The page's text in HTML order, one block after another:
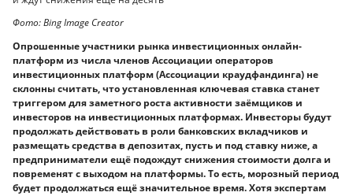
Фото: Bing Image Creator
Опрошенные участники рынка инвестиционных онлайн-
платформ из числа членов Ассоциации операторов
инвестиционных платформ (Ассоциации краудфандинга) не
склонны считать, что установленная ключевая ставка станет
триггером для заметного роста активности заёмщиков и
инвесторов на инвестиционных платформах. Инвесторы будут
продолжать действовать в роли банковских вкладчиков и
размещать средства в депозитах, пусть и под ставку ниже, а
предприниматели ещё подождут снижения стоимости долга и
повременят с выходом на платформы. То есть, морозный период
будет продолжаться ещё значительное время. Хотя экспертам